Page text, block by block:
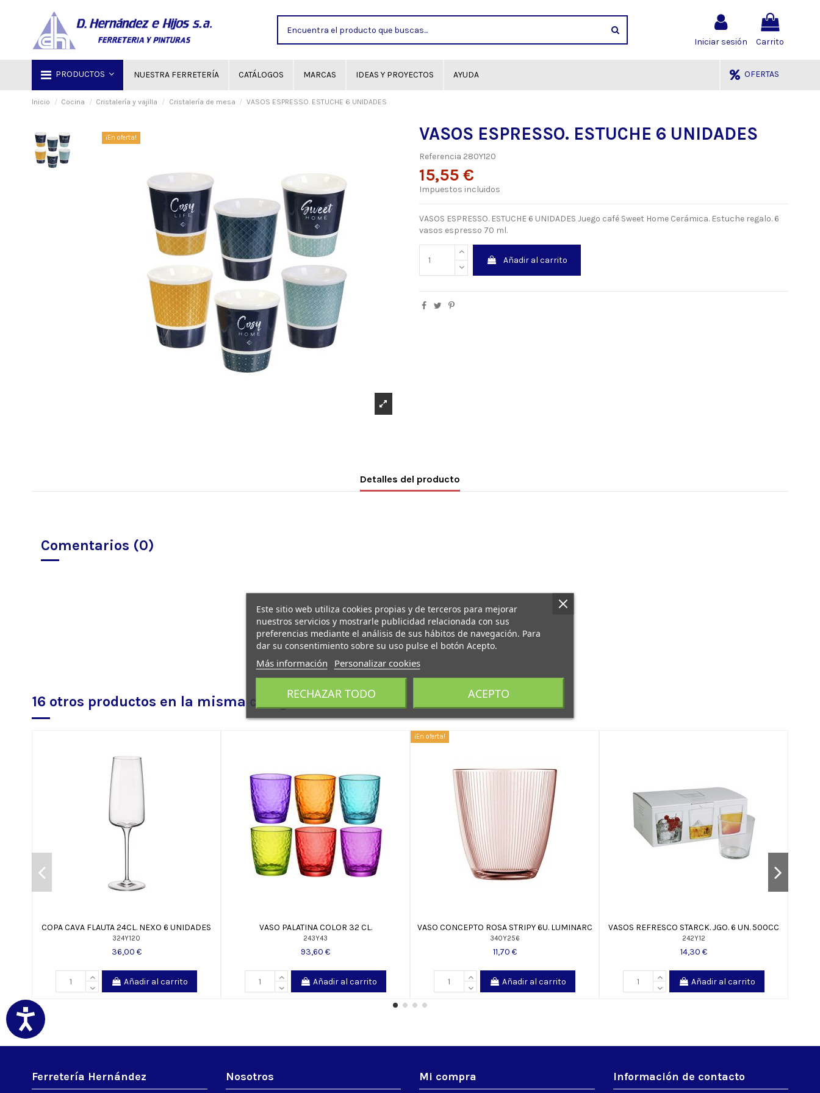
Iniciar sesión Carrito
PRODUCTOS NUESTRA FERRETERÍA CATÁLOGOS MARCAS IDEAS Y PROYECTOS AYUDA OFERTAS
Inicio Cocina Cristalería y vajilla Cristalería de mesa VASOS ESPRESSO. ESTUCHE 6 UNIDADES
¡En oferta! VASOS ESPRESSO. ESTUCHE 6 UNIDADES
Referencia 280Y120
15,55 €
Impuestos incluidos
VASOS ESPRESSO. ESTUCHE 6 UNIDADES Juego café Sweet Home Cerámica. Estuche regalo. 6
vasos espresso 70 ml.
Añadir al carrito
Detalles del producto
Comentarios (0)
No hay reseñas de clientes en este momento.
16 otros productos en la misma categoría:
COPA CAVA FLAUTA 24CL. NEXO 6 UNIDADES
324Y120
36,00 €
Añadir al carrito
VASO PALATINA COLOR 32 CL.
243Y43
93,60 €
Añadir al carrito
¡En oferta!
VASO CONCEPTO ROSA STRIPY 6U. LUMINARC
340Y256
11,70 €
Añadir al carrito
VASOS REFRESCO STARCK. JGO. 6 UN. 500CC
242Y12
14,30 €
Añadir al carrito
Ferretería Hernández Nosotros Mi compra Información de contacto
Este sitio web utiliza cookies propias y de terceros para mejorar
nuestros servicios y mostrarle publicidad relacionada con sus
preferencias mediante el análisis de sus hábitos de navegación. Para
dar su consentimiento sobre su uso pulse el botón Acepto.
Más información Personalizar cookies
RECHAZAR TODO ACEPTO